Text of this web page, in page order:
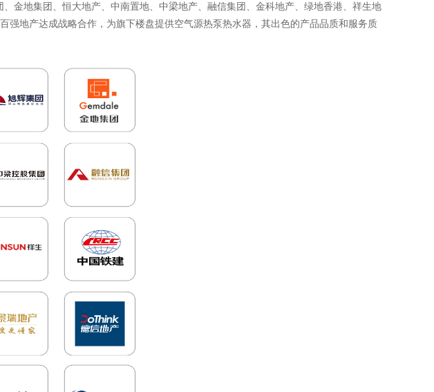
金地集团、恒大地产、中南置地、中梁地产、融信集团、金科地产、绿地香港、祥生地
地产达成战略合作，为旗下楼盘提供空气源热泵热水器，其出色的产品品质和服务质